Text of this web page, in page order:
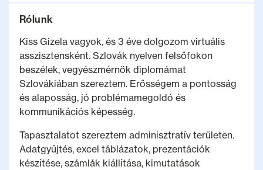
Rólunk
Kiss Gizela vagyok, és 3 éve dolgozom virtuális
asszisztensként. Szlovák nyelven felsőfokon
beszélek, vegyészmérnök diplomámat
Szlovákiában szereztem. Erősségem a pontosság
és alaposság, jó problémamegoldó és
kommunikációs képesség.
Tapasztalatot szereztem adminisztratív területen.
Adatgyűjtés, excel táblázatok, prezentációk
készítése, számlák kiállítása, kimutatások